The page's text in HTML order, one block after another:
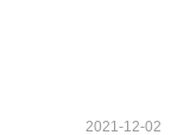
2021-12-02